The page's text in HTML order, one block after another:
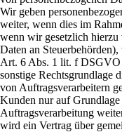
Wir geben
weiter, wenn dies im
wenn wir gesetzlich
Daten an
Art. 6 Abs. 1 lit. f DSGVO
sonstige Rechtsgrundlage
von Auftragsverarbeitern
Kunden nur auf
Auftragsverarbeitung
wird ein Vertrag über